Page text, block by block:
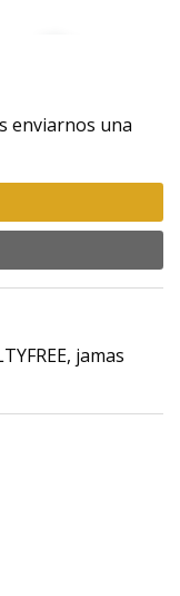
enviarnos una
jamas